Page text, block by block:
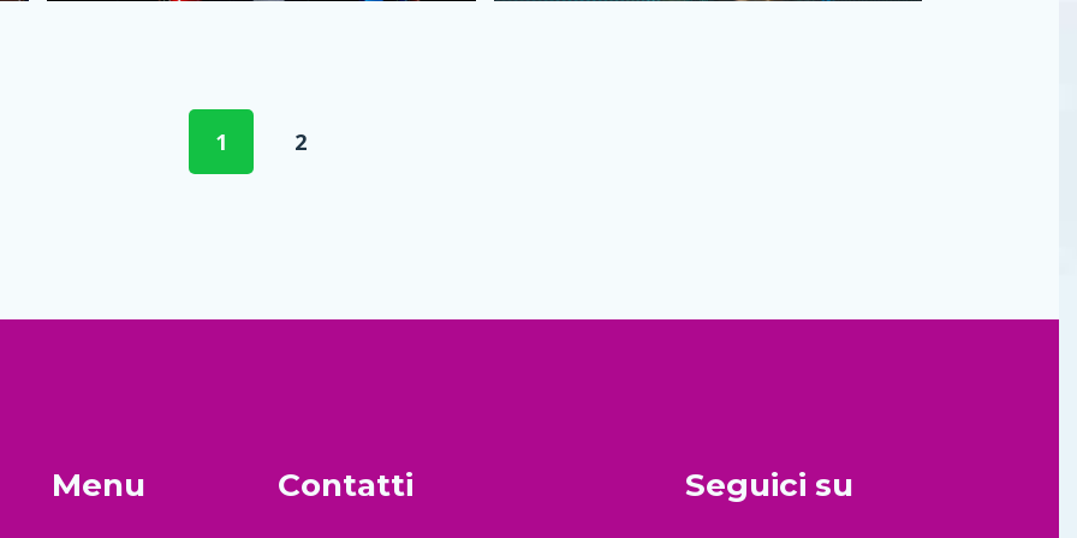
1 2
Menu Contatti Seguici su